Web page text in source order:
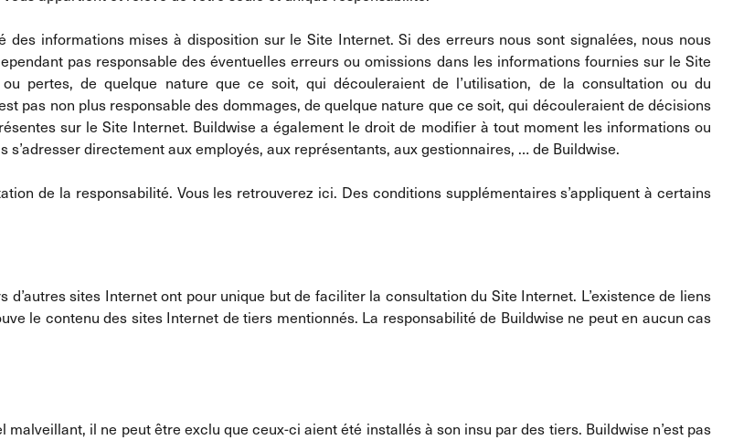
des informations mises à disposition sur le Site Internet. Si des erreurs nous sont signalées, nous nous
pas responsable des éventuelles erreurs ou omissions dans les informations fournies sur le Site
pertes, de quelque nature que ce soit, qui découleraient de l’utilisation, de la consultation ou du
pas non plus responsable des dommages, de quelque nature que ce soit, qui découleraient de décisions
sur le Site Internet. Buildwise a également le droit de modifier à tout moment les informations ou
directement aux employés, aux représentants, aux gestionnaires, … de Buildwise.
de la responsabilité. Vous les retrouverez ici. Des conditions supplémentaires s’appliquent à certains
sites Internet ont pour unique but de faciliter la consultation du Site Internet. L’existence de liens
le contenu des sites Internet de tiers mentionnés. La responsabilité de Buildwise ne peut en aucun cas
il ne peut être exclu que ceux-ci aient été installés à son insu par des tiers. Buildwise n’est pas